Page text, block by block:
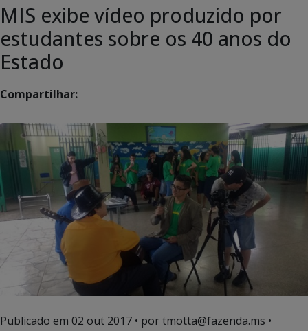
MIS exibe vídeo produzido por
estudantes sobre os 40 anos do
Estado
Compartilhar:
Publicado em 02 out 2017 • por tmotta@fazenda.ms •